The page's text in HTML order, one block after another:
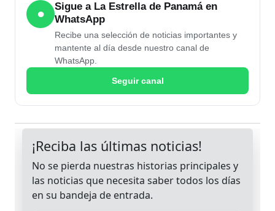
●
Sigue a La Estrella de Panamá en
WhatsApp
Recibe una selección de noticias importantes y
mantente al día desde nuestro canal de
WhatsApp.
Seguir canal